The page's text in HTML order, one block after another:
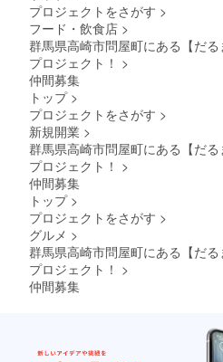
プロジェクトをさがす >
フード・飲食店 >
群馬県高崎市問屋町にある【だ
プロジェクト！ >
仲間募集
トップ >
プロジェクトをさがす >
新規開業 >
群馬県高崎市問屋町にある【だ
プロジェクト！ >
仲間募集
トップ >
プロジェクトをさがす >
グルメ >
群馬県高崎市問屋町にある【だ
プロジェクト！ >
仲間募集